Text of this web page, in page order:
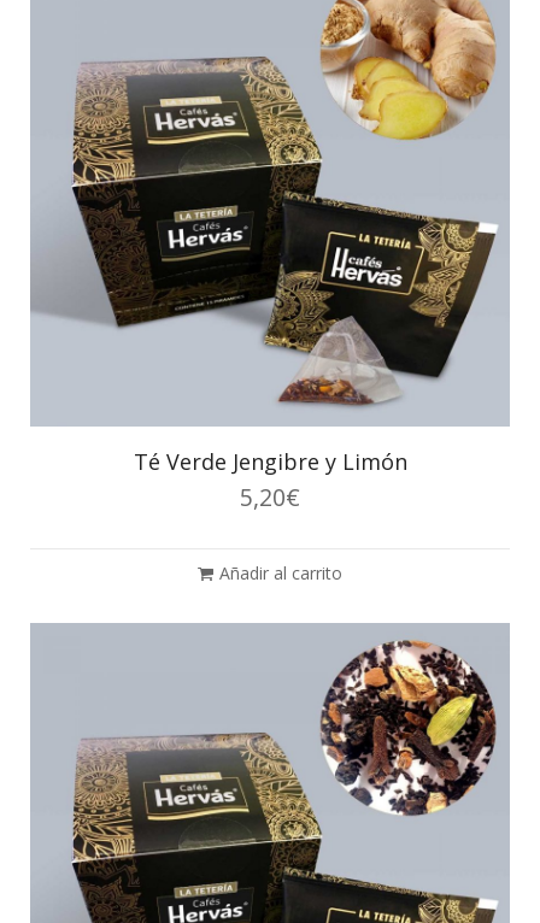
Té Verde Jengibre y Limón
5,20€
Añadir al carrito